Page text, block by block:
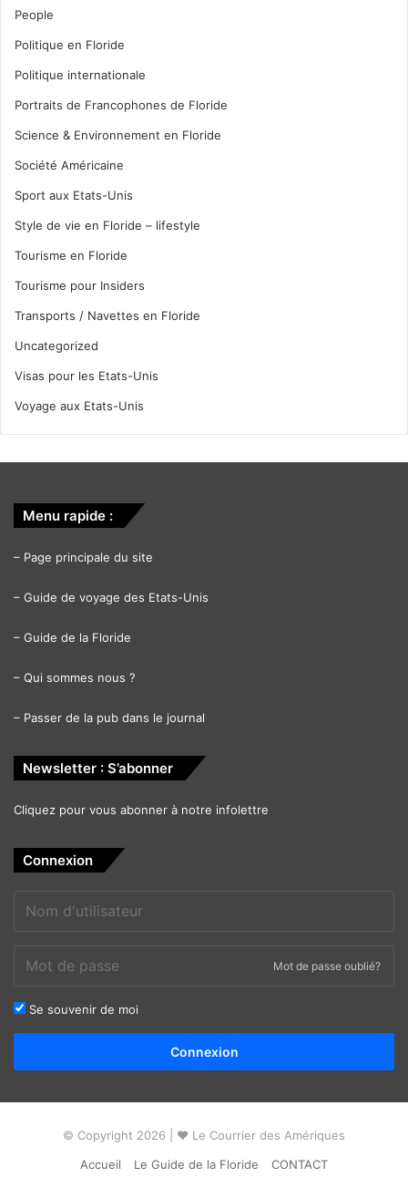
People
Politique en Floride
Politique internationale
Portraits de Francophones de Floride
Science & Environnement en Floride
Société Américaine
Sport aux Etats-Unis
Style de vie en Floride – lifestyle
Tourisme en Floride
Tourisme pour Insiders
Transports / Navettes en Floride
Uncategorized
Visas pour les Etats-Unis
Voyage aux Etats-Unis
Menu rapide :
– Page principale du site
– Guide de voyage des Etats-Unis
– Guide de la Floride
– Qui sommes nous ?
– Passer de la pub dans le journal
Newsletter : S’abonner
Cliquez pour vous abonner à notre infolettre
Connexion
Mot de passe oublié?
Se souvenir de moi
Connexion
© Copyright 2026 | ❤ Le Courrier des Amériques
Accueil
Le Guide de la Floride CONTACT